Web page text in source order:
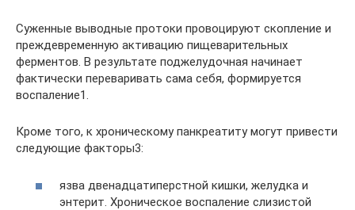
Суженные выводные протоки провоцируют скопление и
преждевременную активацию пищеварительных
ферментов. В результате поджелудочная начинает
фактически переваривать сама себя, формируется
воспаление1.
Кроме того, к хроническому панкреатиту могут привести
следующие факторы3:
язва двенадцатиперстной кишки, желудка и
энтерит. Хроническое воспаление слизистой